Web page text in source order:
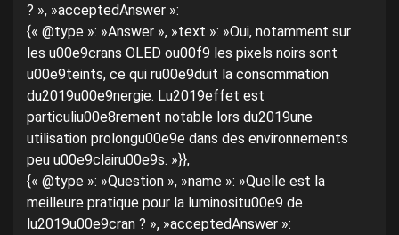
? », »acceptedAnswer »:
{« @type »: »Answer », »text »: »Oui, notamment sur
les u00e9crans OLED ou00f9 les pixels noirs sont
u00e9teints, ce qui ru00e9duit la consommation
du2019u00e9nergie. Lu2019effet est
particuliu00e8rement notable lors du2019une
utilisation prolongu00e9e dans des environnements
peu u00e9clairu00e9s. »}},
{« @type »: »Question », »name »: »Quelle est la
meilleure pratique pour la luminositu00e9 de
lu2019u00e9cran ? », »acceptedAnswer »: